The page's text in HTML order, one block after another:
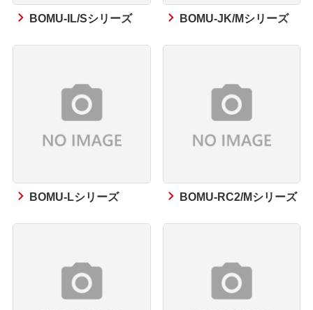
BOMU-IL/Sシリーズ BOMU-JK/Mシリーズ
BOMU-Lシリーズ BOMU-RC2/Mシリーズ